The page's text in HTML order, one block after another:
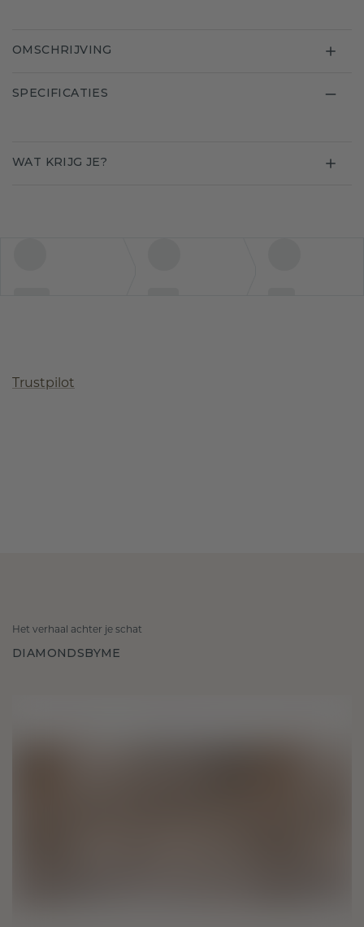
OMSCHRIJVING
SPECIFICATIES
WAT KRIJG JE?
Trustpilot
Het verhaal achter je schat
DIAMONDSBYME